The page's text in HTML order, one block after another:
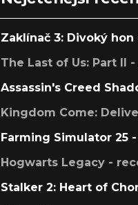
Zaklínač 3: Divoký
The Last of Us: Part II
Assassin's Creed
Kingdom Come:
Farming Simulator 25
Hogwarts Legacy -
Stalker 2: Heart of